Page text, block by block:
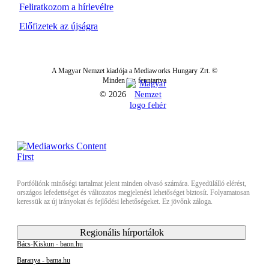
Feliratkozom a hírlevélre
Előfizetek az újságra
A Magyar Nemzet kiadója a Mediaworks Hungary Zrt. ©
Minden jog fenntartva
© 2026
Portfóliónk minőségi tartalmat jelent minden olvasó számára. Egyedülálló elérést,
országos lefedettséget és változatos megjelenési lehetőséget biztosít. Folyamatosan
keressük az új irányokat és fejlődési lehetőségeket. Ez jövőnk záloga.
Regionális hírportálok
Bács-Kiskun - baon.hu
Baranya - bama.hu